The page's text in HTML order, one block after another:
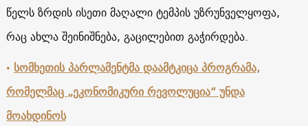
წელს ზრდის ისეთი მაღალი ტემპის უზრუნველყოფა,
რაც ახლა შეინიშნება, გაცილებით გაჭირდება.
• სომხეთის პარლამენტმა დაამტკიცა პროგრამა,
რომელმაც „ეკონომიკური რევოლუცია“ უნდა
მოახდინოს